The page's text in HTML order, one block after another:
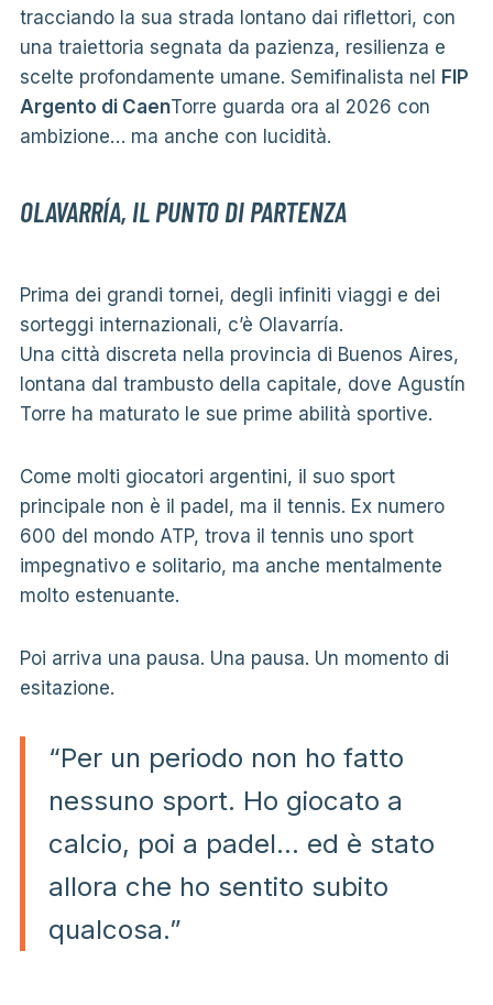
tracciando la sua strada lontano dai riflettori, con
una traiettoria segnata da pazienza, resilienza e
scelte profondamente umane. Semifinalista nel FIP
Argento di CaenTorre guarda ora al 2026 con
ambizione… ma anche con lucidità.
OLAVARRÍA, IL PUNTO DI PARTENZA
Prima dei grandi tornei, degli infiniti viaggi e dei
sorteggi internazionali, c’è Olavarría.
Una città discreta nella provincia di Buenos Aires,
lontana dal trambusto della capitale, dove Agustín
Torre ha maturato le sue prime abilità sportive.
Come molti giocatori argentini, il suo sport
principale non è il padel, ma il tennis. Ex numero
600 del mondo ATP, trova il tennis uno sport
impegnativo e solitario, ma anche mentalmente
molto estenuante.
Poi arriva una pausa. Una pausa. Un momento di
esitazione.
“Per un periodo non ho fatto
nessuno sport. Ho giocato a
calcio, poi a padel… ed è stato
allora che ho sentito subito
qualcosa.”